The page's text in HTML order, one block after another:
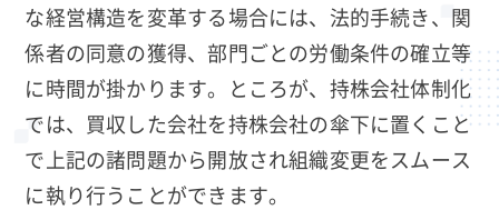
な経営構造を変革する場合には、法的手続き、関
係者の同意の獲得、部門ごとの労働条件の確立等
に時間が掛かります。ところが、持株会社体制化
では、買収した会社を持株会社の傘下に置くこと
で上記の諸問題から開放され組織変更をスムース
に執り行うことができます。